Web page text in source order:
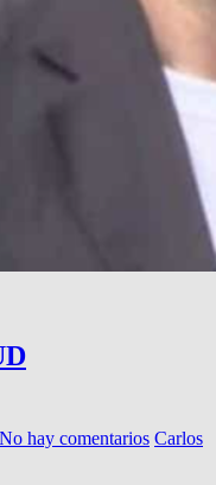
No hay comentarios Carlos